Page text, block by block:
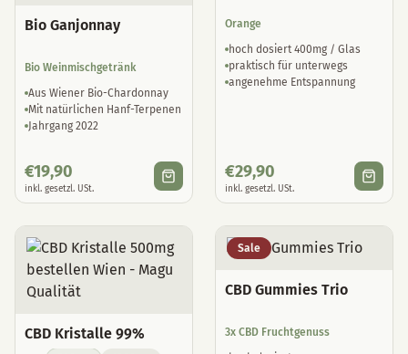
Bio Ganjonnay
Bio Weinmischgetränk
Aus Wiener Bio-Chardonnay
Mit natürlichen Hanf-Terpenen
Jahrgang 2022
€19,90
inkl. gesetzl. USt.
Orange
hoch dosiert 400mg / Glas
praktisch für unterwegs
angenehme Entspannung
€29,90
inkl. gesetzl. USt.
CBD Kristalle 99%
Sale
CBD Gummies Trio
3x CBD Fruchtgenuss